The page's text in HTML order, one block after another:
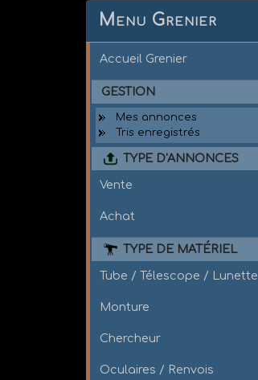
Menu Grenier
Accueil Grenier
GESTION
Mes annonces
Tris enregistrés
TYPE D'ANNONCES
Vente
Achat
TYPE DE MATÉRIEL
Tube / Télescope / Lunette
Monture
Chercheur
Oculaires / Renvois